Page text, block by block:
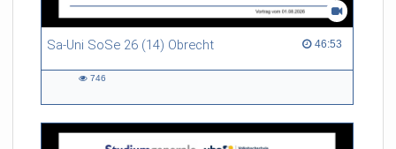
Sa-Uni SoSe 26 (14) Obrecht 46:53
46:53 duration
746